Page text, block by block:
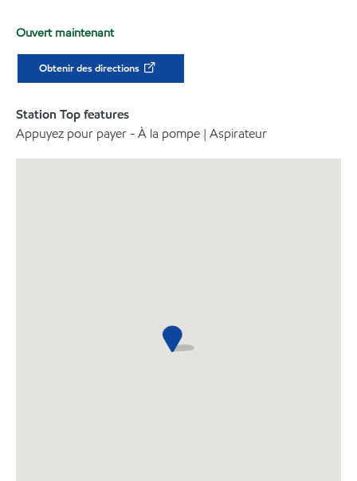
Ouvert maintenant
Obtenir des directions
Station Top features
Appuyez pour payer - À la pompe | Aspirateur